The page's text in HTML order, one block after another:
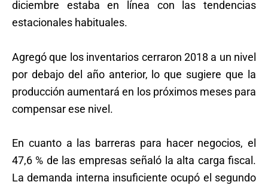
diciembre estaba en línea con las tendencias
estacionales habituales.
Agregó que los inventarios cerraron 2018 a un nivel
por debajo del año anterior, lo que sugiere que la
producción aumentará en los próximos meses para
compensar ese nivel.
En cuanto a las barreras para hacer negocios, el
47,6 % de las empresas señaló la alta carga fiscal.
La demanda interna insuficiente ocupó el segundo